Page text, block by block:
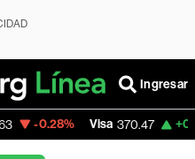
Ingresar
370.47 +0.52%